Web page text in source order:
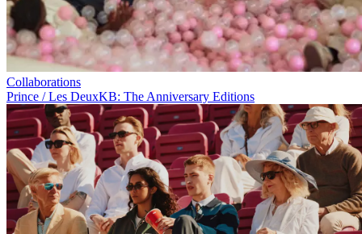
Collaborations
Prince / Les DeuxKB: The Anniversary Editions